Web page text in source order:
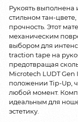
Рукоять
стильном тан-
прочность. Этот
механическим
выбором для
traction tape на
предотвращая
Microtech LUDT
положении Tip-Up,
любой момент.
идеальным для
эстетику.